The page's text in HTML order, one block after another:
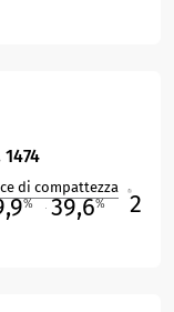
di compattezza
% 39,6% 2